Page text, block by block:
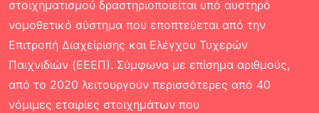
στοιχηματισμού δραστηριοποιείται υπό αυστηρό
νομοθετικό σύστημα που εποπτεύεται από την
Επιτροπή Διαχείρισης και Ελέγχου Τυχερών
Παιχνιδιών (ΕΕΕΠ). Σύμφωνα με επίσημα αριθμούς,
από το 2020 λειτουργούν περισσότερες από 40
νόμιμες εταιρίες στοιχημάτων που